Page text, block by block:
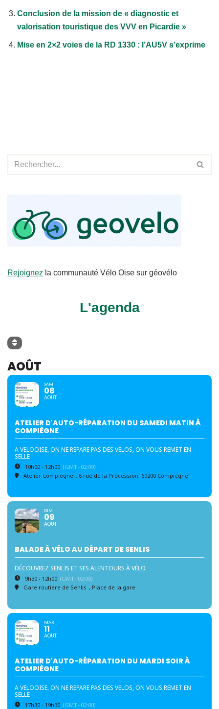
Conclusion de la mission de « diagnostic et
valorisation touristique des VVV en Picardie »
Mise en 2×2 voies de la RD 1330 : l’AU5V s’exprime
Rejoignez la communauté Vélo Oise sur géovélo
L'agenda
AOÛT
SAM
08
AOUT
ATELIER D'AUTO-RÉPARATION DU SAMEDI MATIN À
COMPIÈGNE
A VELOOISE, ON NE REPARE PAS DES VELOS, ON VOUS REMET EN
SELLE
10h00 - 12h00 (GMT+02:00)
Atelier Compiègne , 6 rue de la Procession, 60200 Compiègne
DIM
09
AOUT
BALADE À VÉLO AU DÉPART DE SENLIS
DÉCOUVREZ SENLIS ET SES ALENTOURS À VÉLO
9h30 - 12h00 (GMT+02:00)
Gare routiere de Senlis , Place de la gare
MAR
11
AOUT
ATELIER D'AUTO-RÉPARATION DU MARDI SOIR À
COMPIÈGNE
A VELOOISE, ON NE REPARE PAS DES VELOS, ON VOUS REMET EN
SELLE
17h30 - 19h30 (GMT+02:00)